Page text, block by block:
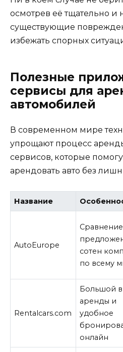
осмотрев её тщательно и
существующие
избежать спорных
Полезные
сервисы для
автомобилей
В современном мире
упрощают процесс
сервисов, которые
арендовать авто без
Название
AutoEurope
Сравнение
сотен
по всему
Rentalcars.com
Большой
аренды и
удобное
онлайн